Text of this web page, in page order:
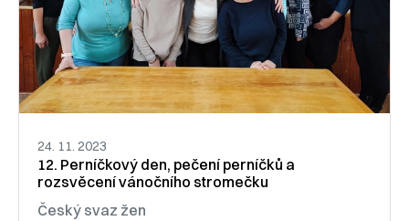
24. 11. 2023
12. Perníčkový den, pečení perníčků a
rozsvěcení vánočního stromečku
Český svaz žen